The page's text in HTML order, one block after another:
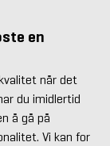
en
når det
du imidlertid
å gå på
Vi kan for